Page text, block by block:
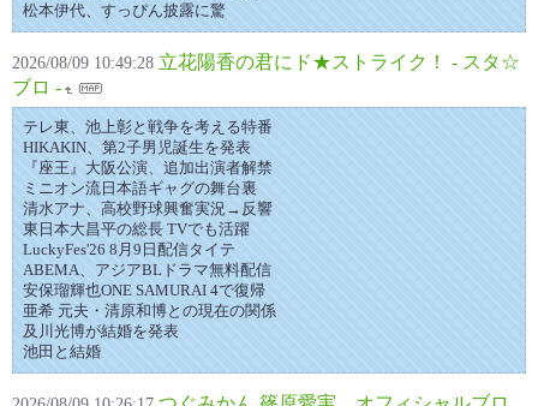
松本伊代、すっぴん披露に驚
2026/08/09 10:49:28 立花陽香の君にド★ストライク！ - スタ☆
ブロ -
テレ東、池上彰と戦争を考える特番
HIKAKIN、第2子男児誕生を発表
『座王』大阪公演、追加出演者解禁
ミニオン流日本語ギャグの舞台裏
清水アナ、高校野球興奮実況→反響
東日本大昌平の総長 TVでも活躍
LuckyFes'26 8月9日配信タイテ
ABEMA、アジアBLドラマ無料配信
安保瑠輝也ONE SAMURAI 4で復帰
亜希 元夫・清原和博との現在の関係
及川光博が結婚を発表
池田と結婚